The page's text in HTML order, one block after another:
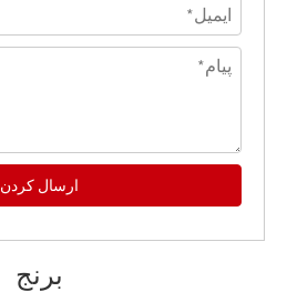
ارسال کردن
برنج